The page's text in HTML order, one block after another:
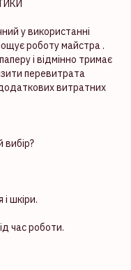
у використанні
роботу майстра .
і відмінно тримає
перевитрата
витратних
і шкіри.
час роботи.